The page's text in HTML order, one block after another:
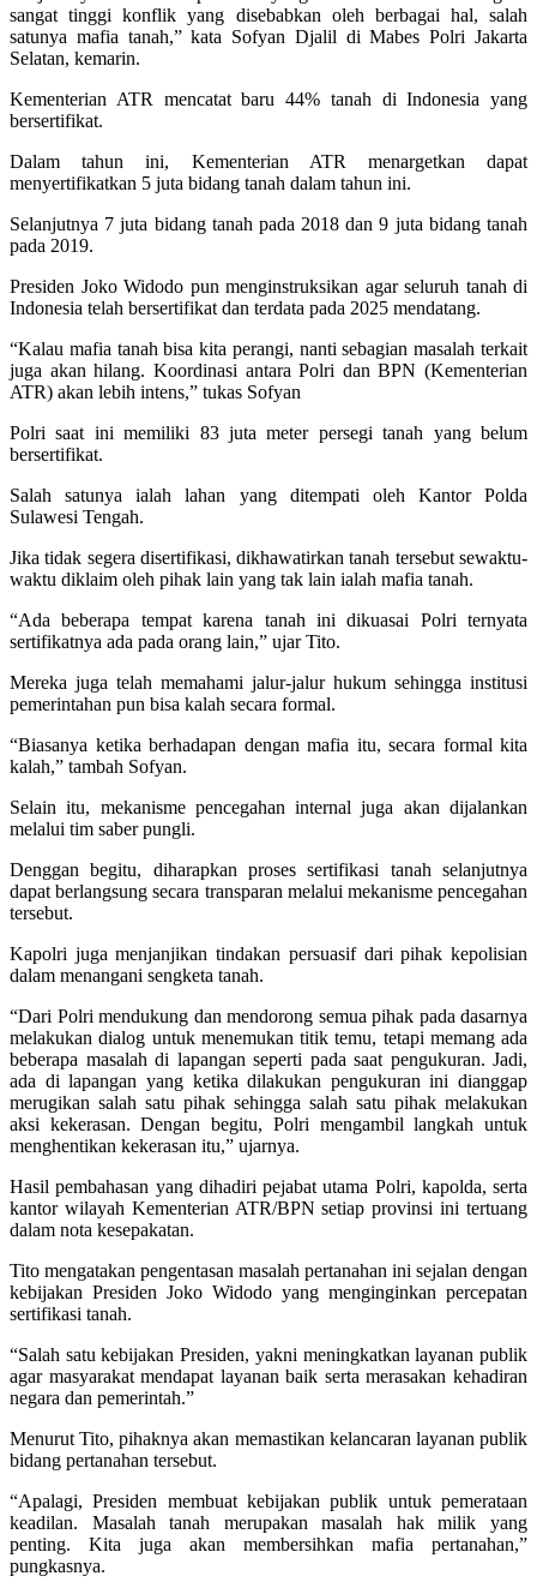
sangat tinggi konflik yang disebabkan oleh berbagai hal, salah
satunya mafia tanah,” kata Sofyan Djalil di Mabes Polri Jakarta
Selatan, kemarin.
Kementerian ATR mencatat baru 44% tanah di Indonesia yang
bersertifikat.
Dalam tahun ini, Kementerian ATR menargetkan dapat
menyertifikatkan 5 juta bidang tanah dalam tahun ini.
Selanjutnya 7 juta bidang tanah pada 2018 dan 9 juta bidang tanah
pada 2019.
Presiden Joko Widodo pun menginstruksikan agar seluruh tanah di
Indonesia telah bersertifikat dan terdata pada 2025 mendatang.
“Kalau mafia tanah bisa kita perangi, nanti sebagian masalah terkait
juga akan hilang. Koordinasi antara Polri dan BPN (Kementerian
ATR) akan lebih intens,” tukas Sofyan
Polri saat ini memiliki 83 juta meter persegi tanah yang belum
bersertifikat.
Salah satunya ialah lahan yang ditempati oleh Kantor Polda
Sulawesi Tengah.
Jika tidak segera disertifikasi, dikhawatirkan tanah tersebut sewaktu-
waktu diklaim oleh pihak lain yang tak lain ialah mafia tanah.
“Ada beberapa tempat karena tanah ini dikuasai Polri ternyata
sertifikatnya ada pada orang lain,” ujar Tito.
Mereka juga telah memahami jalur-jalur hukum sehingga institusi
pemerintahan pun bisa kalah secara formal.
“Biasanya ketika berhadapan dengan mafia itu, secara formal kita
kalah,” tambah Sofyan.
Selain itu, mekanisme pencegahan internal juga akan dijalankan
melalui tim saber pungli.
Denggan begitu, diharapkan proses sertifikasi tanah selanjutnya
dapat berlangsung secara transparan melalui mekanisme pencegahan
tersebut.
Kapolri juga menjanjikan tindakan persuasif dari pihak kepolisian
dalam menangani sengketa tanah.
“Dari Polri mendukung dan mendorong semua pihak pada dasarnya
melakukan dialog untuk menemukan titik temu, tetapi memang ada
beberapa masalah di lapangan seperti pada saat pengukuran. Jadi,
ada di lapangan yang ketika dilakukan pengukuran ini dianggap
merugikan salah satu pihak sehingga salah satu pihak melakukan
aksi kekerasan. Dengan begitu, Polri mengambil langkah untuk
menghentikan kekerasan itu,” ujarnya.
Hasil pembahasan yang dihadiri pejabat utama Polri, kapolda, serta
kantor wilayah Kementerian ATR/BPN setiap provinsi ini tertuang
dalam nota kesepakatan.
Tito mengatakan pengentasan masalah pertanahan ini sejalan dengan
kebijakan Presiden Joko Widodo yang menginginkan percepatan
sertifikasi tanah.
“Salah satu kebijakan Presiden, yakni meningkatkan layanan publik
agar masyarakat mendapat layanan baik serta merasakan kehadiran
negara dan pemerintah.”
Menurut Tito, pihaknya akan memastikan kelancaran layanan publik
bidang pertanahan tersebut.
“Apalagi, Presiden membuat kebijakan publik untuk pemerataan
keadilan. Masalah tanah merupakan masalah hak milik yang
penting. Kita juga akan membersihkan mafia pertanahan,”
pungkasnya.